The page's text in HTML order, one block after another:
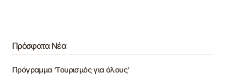
Πρόσφατα Νέα
Πρόγραμμα ‘Τουρισμός για όλους’